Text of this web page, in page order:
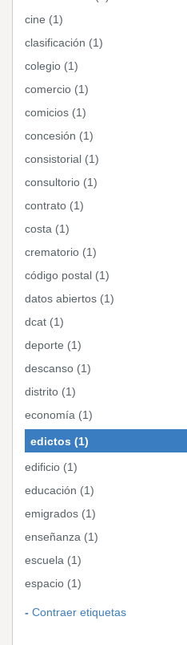
cine (1)
clasificación (1)
colegio (1)
comercio (1)
comicios (1)
concesión (1)
consistorial (1)
consultorio (1)
contrato (1)
costa (1)
crematorio (1)
código postal (1)
datos abiertos (1)
dcat (1)
deporte (1)
descanso (1)
distrito (1)
economía (1)
edictos (1)
edificio (1)
educación (1)
emigrados (1)
enseñanza (1)
escuela (1)
espacio (1)
Contraer etiquetas